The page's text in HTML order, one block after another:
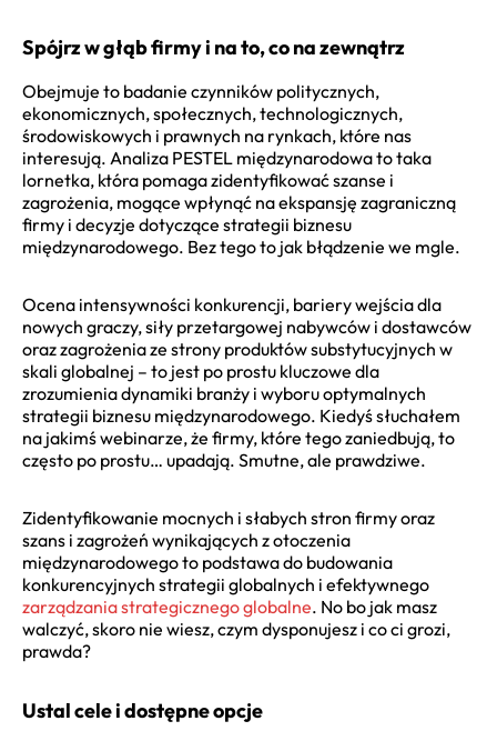
Spójrz w głąb firmy i na to, co na zewnątrz
Obejmuje to badanie czynników politycznych,
ekonomicznych, społecznych, technologicznych,
środowiskowych i prawnych na rynkach, które nas
interesują. Analiza PESTEL międzynarodowa to taka
lornetka, która pomaga zidentyfikować szanse i
zagrożenia, mogące wpłynąć na ekspansję zagraniczną
firmy i decyzje dotyczące strategii biznesu
międzynarodowego. Bez tego to jak błądzenie we mgle.
Ocena intensywności konkurencji, bariery wejścia dla
nowych graczy, siły przetargowej nabywców i dostawców
oraz zagrożenia ze strony produktów substytucyjnych w
skali globalnej – to jest po prostu kluczowe dla
zrozumienia dynamiki branży i wyboru optymalnych
strategii biznesu międzynarodowego. Kiedyś słuchałem
na jakimś webinarze, że firmy, które tego zaniedbują, to
często po prostu… upadają. Smutne, ale prawdziwe.
Zidentyfikowanie mocnych i słabych stron firmy oraz
szans i zagrożeń wynikających z otoczenia
międzynarodowego to podstawa do budowania
konkurencyjnych strategii globalnych i efektywnego
zarządzania strategicznego globalne. No bo jak masz
walczyć, skoro nie wiesz, czym dysponujesz i co ci grozi,
prawda?
Ustal cele i dostępne opcje